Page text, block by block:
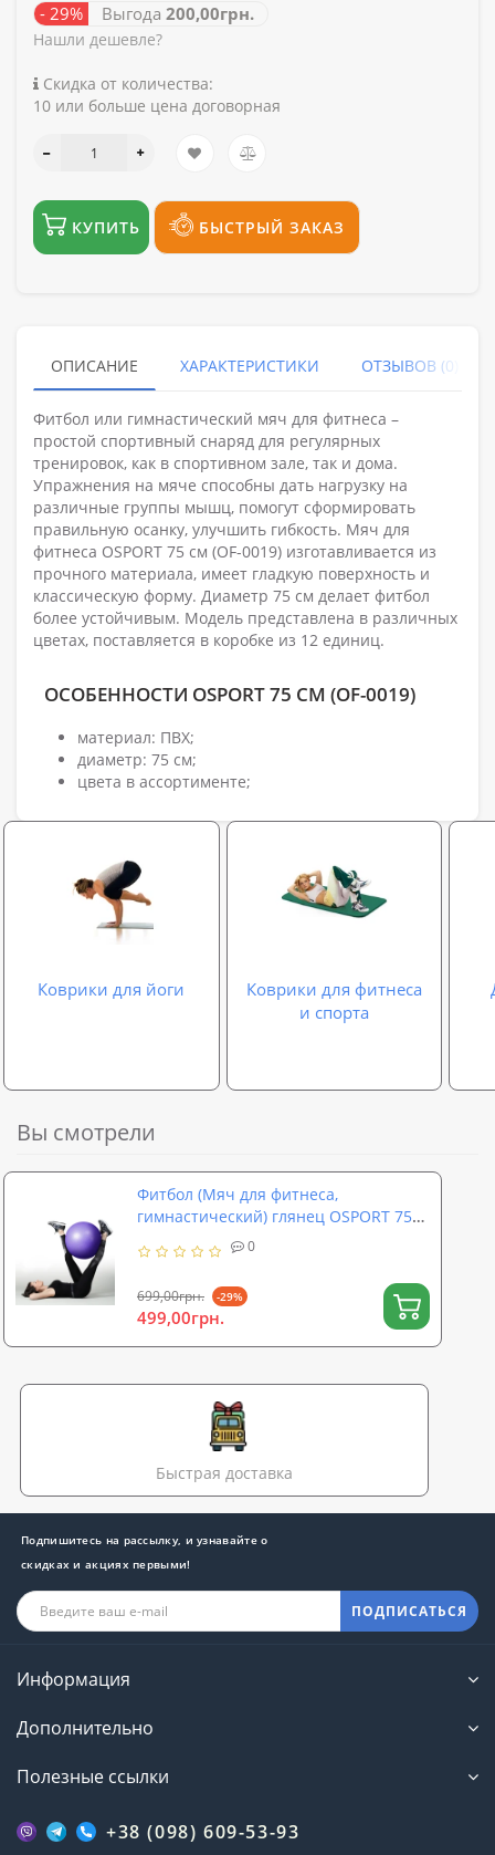
- 29% Выгода 200,00грн.
Нашли дешевле?
Скидка от количества:
10 или больше цена договорная
КУПИТЬ БЫСТРЫЙ ЗАКАЗ
ОПИСАНИЕ ХАРАКТЕРИСТИКИ ОТЗЫВОВ (0)
Фитбол или гимнастический мяч для фитнеса –
простой спортивный снаряд для регулярных
тренировок, как в спортивном зале, так и дома.
Упражнения на мяче способны дать нагрузку на
различные группы мышц, помогут сформировать
правильную осанку, улучшить гибкость. Мяч для
фитнеса OSPORT 75 см (OF-0019) изготавливается из
прочного материала, имеет гладкую поверхность и
классическую форму. Диаметр 75 см делает фитбол
более устойчивым. Модель представлена в различных
цветах, поставляется в коробке из 12 единиц.
ОСОБЕННОСТИ OSPORT 75 СМ (OF-0019)
материал: ПВХ;
диаметр: 75 см;
цвета в ассортименте;
Коврики для йоги
Коврики для фитнеса
и спорта
Вы смотрели
Фитбол (Мяч для фитнеса,
гимнастический) глянец OSPORT 75
0
699,00грн. -29%
499,00грн.
Быстрая доставка
Подпишитесь на рассылку, и узнавайте о
скидках и акциях первыми!
ПОДПИСАТЬСЯ
Информация
Дополнительно
Полезные ссылки
+38 (098) 609-53-93